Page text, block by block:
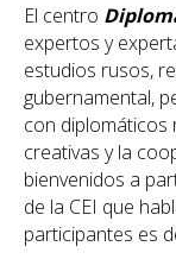
El centro
expertos y
estudios rusos,
gubernamental,
con diplomáticos
creativas y la
bienvenidos a
de la CEI que
participantes es